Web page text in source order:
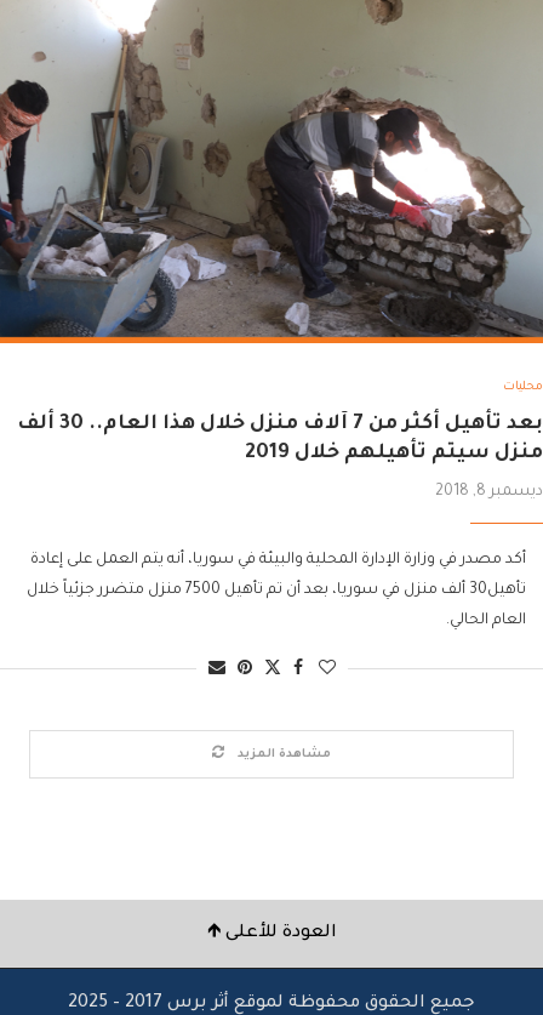
محليات
بعد تأهيل أكثر من 7 آلاف منزل خلال هذا العام.. 30 ألف
منزل سيتم تأهيلهم خلال 2019
ديسمبر 8, 2018
أكد مصدر في وزارة الإدارة المحلية والبيئة في سوريا، أنه يتم العمل على إعادة
تأهيل30 ألف منزل في سوريا، بعد أن تم تأهيل 7500 منزل متضرر جزئياً خلال
العام الحالي.
مشاهدة المزيد
العودة للأعلى 🡹
جميع الحقوق محفوظة لموقع أثر برس 2017 – 2025